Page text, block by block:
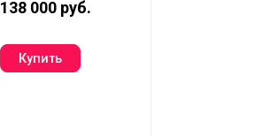
138 000 руб.